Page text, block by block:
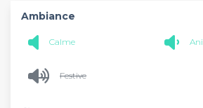
Ambiance
Calme
Festive